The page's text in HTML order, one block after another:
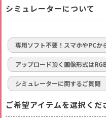
シミュレーターについて
専用ソフト不要！スマホやPC
アップロード頂く画像形式は
シミュレーターに関するご質問
ご希望アイテムを選択くだ